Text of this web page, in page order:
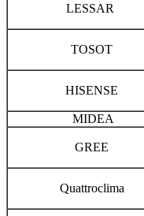
LESSAR
TOSOT
HISENSE
MIDEA
GREE
Quattroclima